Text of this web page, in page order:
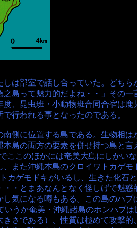
は部室で話し合っていた。どちら
島って魅力的だよね・・」その一
度、昆虫班・小動物班合同合宿は鹿
行われる事となったのである。
側に位置する島である。生物相は
島の両方の要素を併せ持つ島と言
ここのほかには奄美大島にしかい
また沖縄本島のクロイワトカゲモ
カゲモドキがいるし、生きた化石
・とまあなんとなく怪しげで魅惑
気になる噂もある。この島のハブ(
いうか奄美・沖縄諸島のホンハブは
さである）、性質は極めて攻撃的、